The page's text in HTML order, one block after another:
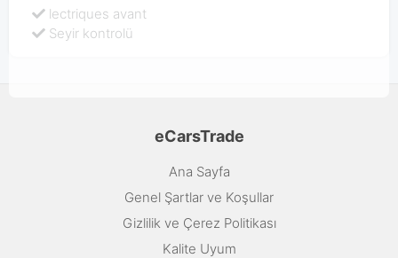
lectriques avant
Seyir kontrolü
eCarsTrade
Ana Sayfa
Genel Şartlar ve Koşullar
Gizlilik ve Çerez Politikası
Kalite Uyum